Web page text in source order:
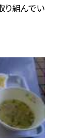
り組んでい